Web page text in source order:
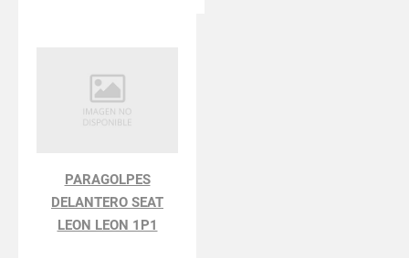
PARAGOLPES
DELANTERO SEAT
LEON LEON 1P1